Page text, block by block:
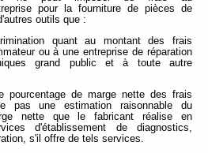
pour la fourniture de pièces de
outils que :
quant au montant des frais
ou à une entreprise de réparation
grand public et à toute autre
de marge nette des frais
pas une estimation raisonnable du
nette que le fabricant réalise en
d'établissement de diagnostics,
s'il offre de tels services.